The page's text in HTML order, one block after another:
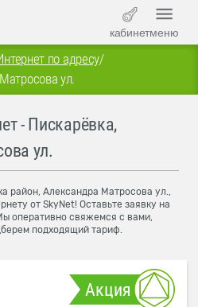
кабинетменю
по адресу/
ул.
- Пискарёвка,
ул.
район, Александра Матросова ул.,
от SkyNet! Оставьте заявку на
оперативно свяжемся с вами,
подходящий тариф.
Акция